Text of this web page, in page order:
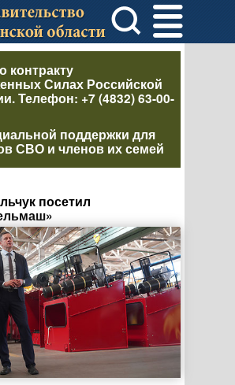
контракту
Силах Российской
. Телефон: +7 (4832) 63-00-
поддержки для
СВО и членов их семей
посетил